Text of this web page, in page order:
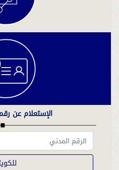
الإستعلام عن